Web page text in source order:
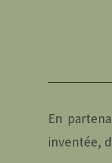
En
inventée,